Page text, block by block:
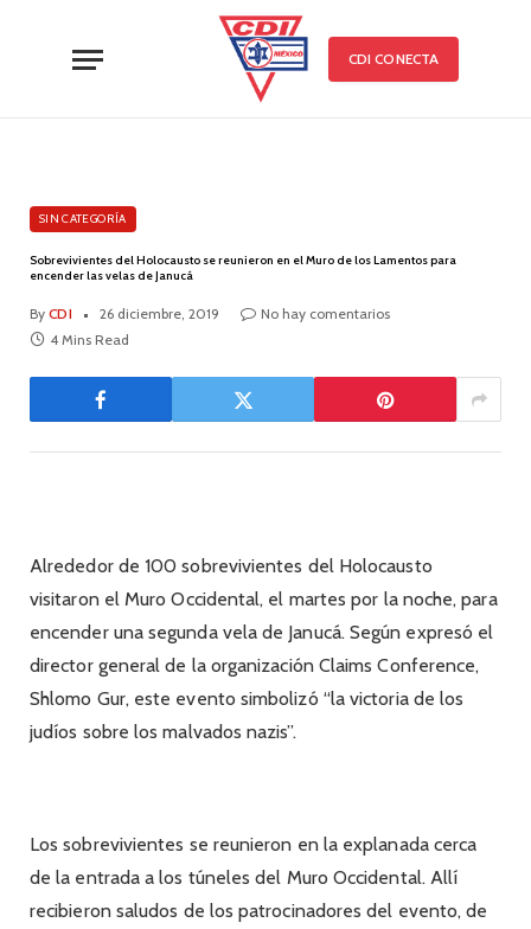
CDI CONECTA
SIN CATEGORÍA
Sobrevivientes del Holocausto se reunieron en el Muro de los Lamentos para
encender las velas de Janucá
By CDI 26 diciembre, 2019
No hay comentarios
4 Mins Read
Alrededor de 100 sobrevivientes del Holocausto
visitaron el Muro Occidental, el martes por la noche, para
encender una segunda vela de Janucá. Según expresó el
director general de la organización Claims Conference,
Shlomo Gur, este evento simbolizó “la victoria de los
judíos sobre los malvados nazis”.
Los sobrevivientes se reunieron en la explanada cerca
de la entrada a los túneles del Muro Occidental. Allí
recibieron saludos de los patrocinadores del evento, de